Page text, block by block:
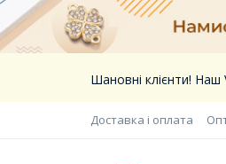
Шановні клієнти!
Доставка і оплата